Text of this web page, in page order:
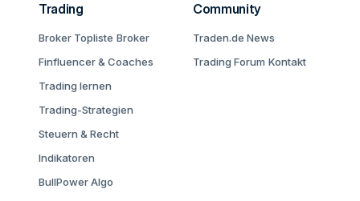
Trading
Broker Topliste Broker
Finfluencer & Coaches
Trading lernen
Trading-Strategien
Steuern & Recht
Indikatoren
BullPower Algo
Community
Traden.de News
Trading Forum Kontakt